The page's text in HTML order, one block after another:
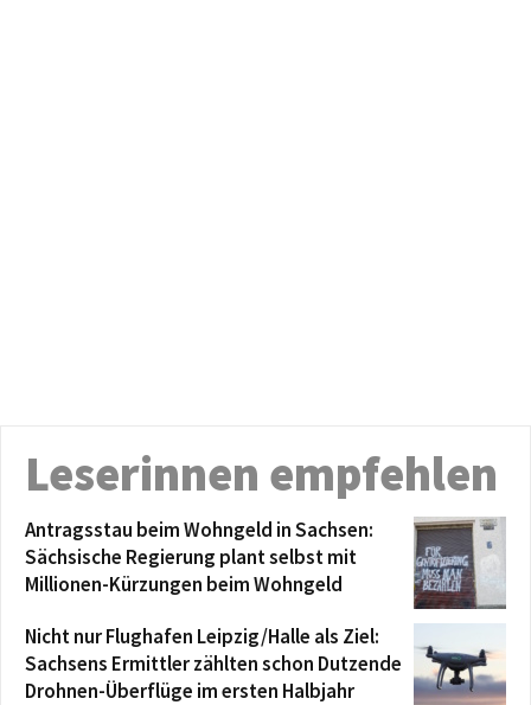
Leserinnen empfehlen
Antragsstau beim Wohngeld in Sachsen:
Sächsische Regierung plant selbst mit
Millionen-Kürzungen beim Wohngeld
Nicht nur Flughafen Leipzig/Halle als Ziel:
Sachsens Ermittler zählten schon Dutzende
Drohnen-Überflüge im ersten Halbjahr